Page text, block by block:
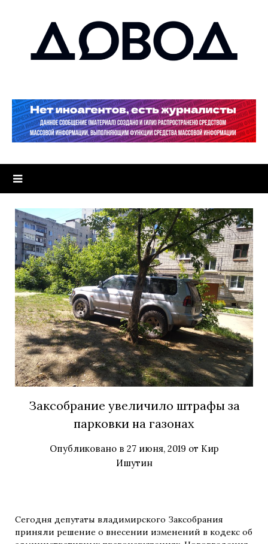
Заксобрание увеличило штрафы за
парковки на газонах
Опубликовано в 27 июня, 2019 от Кир
Ишутин
Сегодня депутаты владимирского Заксобрания
приняли решение о внесении изменений в кодекс об